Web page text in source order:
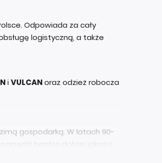
Odpowiada za cały
logistyczną, a także
i VULCANoraz odzież robocza
gospodarką. W latach 90-
bardzo dobrej jakości,